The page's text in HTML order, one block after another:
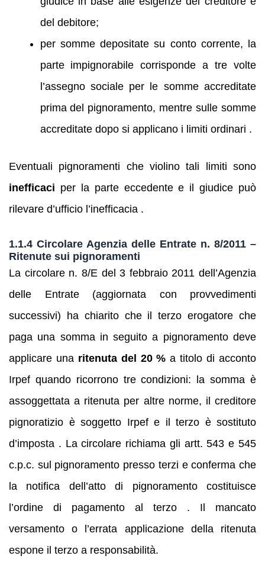
del debitore;
per somme depositate su conto corrente, la
parte impignorabile corrisponde a tre volte
l’assegno sociale per le somme accreditate
prima del pignoramento, mentre sulle somme
accreditate dopo si applicano i limiti ordinari .
Eventuali pignoramenti che violino tali limiti sono
inefficaci per la parte eccedente e il giudice può
rilevare d’ufficio l’inefficacia .
1.1.4 Circolare Agenzia delle Entrate n. 8/2011 –
Ritenute sui pignoramenti
La circolare n. 8/E del 3 febbraio 2011 dell’Agenzia
delle Entrate (aggiornata con provvedimenti
successivi) ha chiarito che il terzo erogatore che
paga una somma in seguito a pignoramento deve
applicare una ritenuta del 20 % a titolo di acconto
Irpef quando ricorrono tre condizioni: la somma è
assoggettata a ritenuta per altre norme, il creditore
pignoratizio è soggetto Irpef e il terzo è sostituto
d’imposta . La circolare richiama gli artt. 543 e 545
c.p.c. sul pignoramento presso terzi e conferma che
la notifica dell’atto di pignoramento costituisce
l’ordine di pagamento al terzo . Il mancato
versamento o l’errata applicazione della ritenuta
espone il terzo a responsabilità.